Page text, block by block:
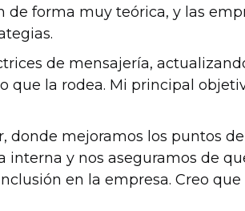
de forma muy teórica, y las
de mensajería,
que la rodea. Mi principal
donde mejoramos los puntos de
interna y nos aseguramos de
en la empresa. Creo que